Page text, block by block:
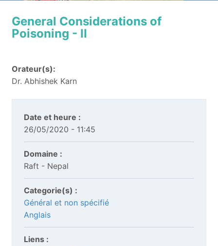
General Considerations of
Poisoning - II
Orateur(s):
Dr. Abhishek Karn
Date et heure :
26/05/2020 - 11:45
Domaine :
Raft - Nepal
Categorie(s) :
Général et non spécifié
Anglais
Liens :